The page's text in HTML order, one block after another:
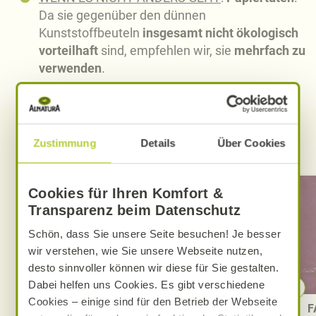
Zustimmung Details Über Cookies
Cookies für Ihren Komfort &
Transparenz beim Datenschutz
Schön, dass Sie unsere Seite besuchen! Je besser
wir verstehen, wie Sie unsere Webseite nutzen,
desto sinnvoller können wir diese für Sie gestalten.
Dabei helfen uns Cookies. Es gibt verschiedene
Cookies – einige sind für den Betrieb der Webseite
Da sie gegenüber den dünnen
Kunststoffbeuteln insgesamt nicht ökologisch
vorteilhaft sind, empfehlen wir, sie mehrfach zu
verwenden.
Weiterlesen
Ökologisch sinnvolle Verpackung